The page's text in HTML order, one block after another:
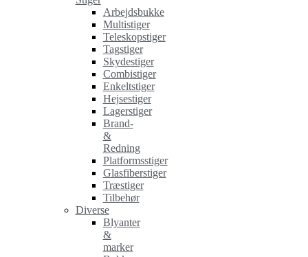
Arbejdsbukke
Multistiger
Teleskopstiger
Tagstiger
Skydestiger
Combistiger
Enkeltstiger
Hejsestiger
Lagerstiger
Brand-
&
Redning
Platformsstiger
Glasfiberstiger
Træstiger
Tilbehør
Diverse
Blyanter
&
marker